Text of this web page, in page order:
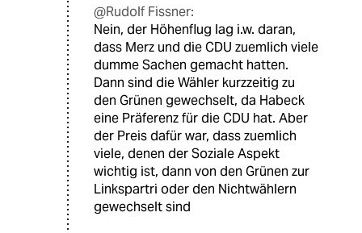
@Rudolf Fissner:
Nein, der Höhenflug lag i.w. daran,
dass Merz und die CDU zuemlich viele
dumme Sachen gemacht hatten.
Dann sind die Wähler kurzzeitig zu
den Grünen gewechselt, da Habeck
eine Präferenz für die CDU hat. Aber
der Preis dafür war, dass zuemlich
viele, denen der Soziale Aspekt
wichtig ist, dann von den Grünen zur
Linkspartri oder den Nichtwählern
gewechselt sind